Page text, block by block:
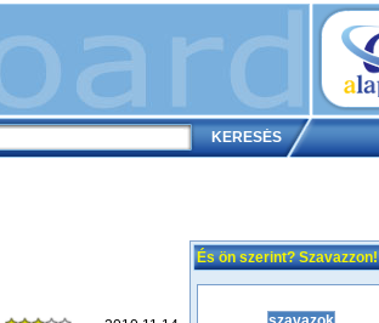
És ön szerint? Szavazzon!